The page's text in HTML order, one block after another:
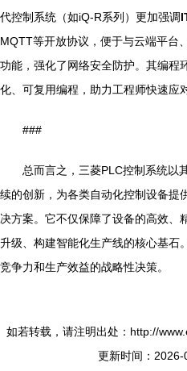
代控制系统（如iQ-R系列）更加强调
MQTT等开放协议，便于与云端平台
功能，强化了网络安全防护。其编程
化、可复用编程，助力工程师快速应
###
总而言之，三菱PLC控制系统以
续的创新，为各类自动化控制设备提
决方案。它不仅保障了设备的高效、
升级、构建智能化生产线的核心基石
竞争力和生产效益的战略性决策。
如若转载，请注明出处：http://
更新时间：